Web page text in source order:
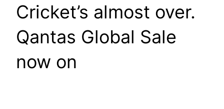
Cricket’s almost over.
Qantas Global Sale
now on